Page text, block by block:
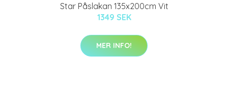
Star Påslakan 135x200cm Vit
1349 SEK
MER INFO!